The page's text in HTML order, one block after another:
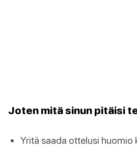
Joten mitä sinun pitäisi
Yritä saada ottelusi huomio